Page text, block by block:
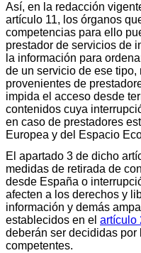
Así, en la redacción
artículo 11, los órganos
competencias para ello
prestador de servicios de
la información para
de un servicio de ese
provenientes de
impida el acceso desde
contenidos cuya
en caso de prestadores
Europea y del Espacio
El apartado 3 de dicho
medidas de retirada de
desde España o
afecten a los derechos y
información y demás
establecidos en el artículo
deberán ser decididas
competentes.